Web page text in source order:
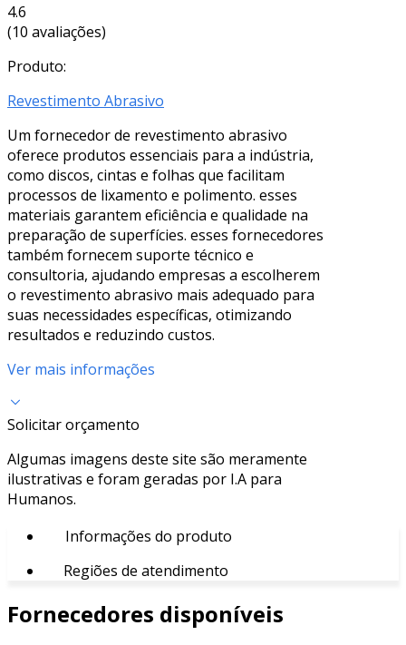
4.6
(10 avaliações)
Produto:
Revestimento Abrasivo
Um fornecedor de revestimento abrasivo
oferece produtos essenciais para a indústria,
como discos, cintas e folhas que facilitam
processos de lixamento e polimento. esses
materiais garantem eficiência e qualidade na
preparação de superfícies. esses fornecedores
também fornecem suporte técnico e
consultoria, ajudando empresas a escolherem
o revestimento abrasivo mais adequado para
suas necessidades específicas, otimizando
resultados e reduzindo custos.
Ver mais informações
Solicitar orçamento
Algumas imagens deste site são meramente
ilustrativas e foram geradas por I.A para
Humanos.
Informações do produto
Regiões de atendimento
Fornecedores disponíveis